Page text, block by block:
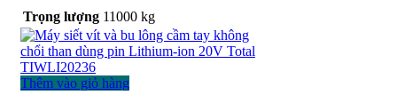
Trọng lượng 11000 kg
Thêm vào giỏ hàng